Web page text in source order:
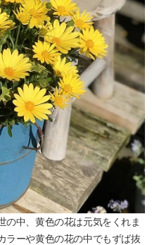
の中、黄色の花は元気をくれま
ラーや黄色の花の中でもずば抜